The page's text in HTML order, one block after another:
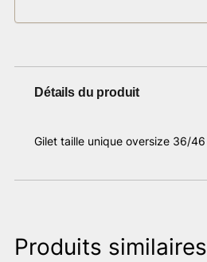
Détails du produit
Gilet taille unique oversize 36/46
Produits similaires